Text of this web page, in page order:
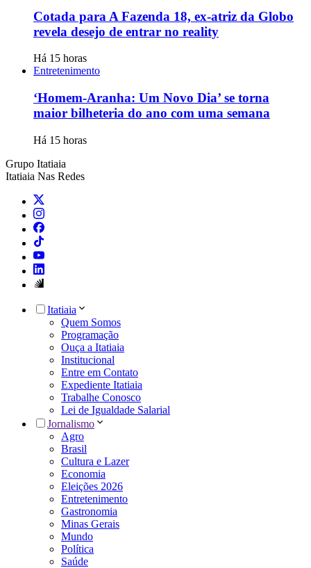
Cotada para A Fazenda 18, ex-atriz da Globo
revela desejo de entrar no reality
Há 15 horas
Entretenimento
‘Homem-Aranha: Um Novo Dia’ se torna
maior bilheteria do ano com uma semana
Há 15 horas
Grupo Itatiaia
Itatiaia Nas Redes
Itatiaia
Quem Somos
Programação
Ouça a Itatiaia
Institucional
Entre em Contato
Expediente Itatiaia
Trabalhe Conosco
Lei de Igualdade Salarial
Jornalismo
Agro
Brasil
Cultura e Lazer
Economia
Eleições 2026
Entretenimento
Gastronomia
Minas Gerais
Mundo
Política
Saúde